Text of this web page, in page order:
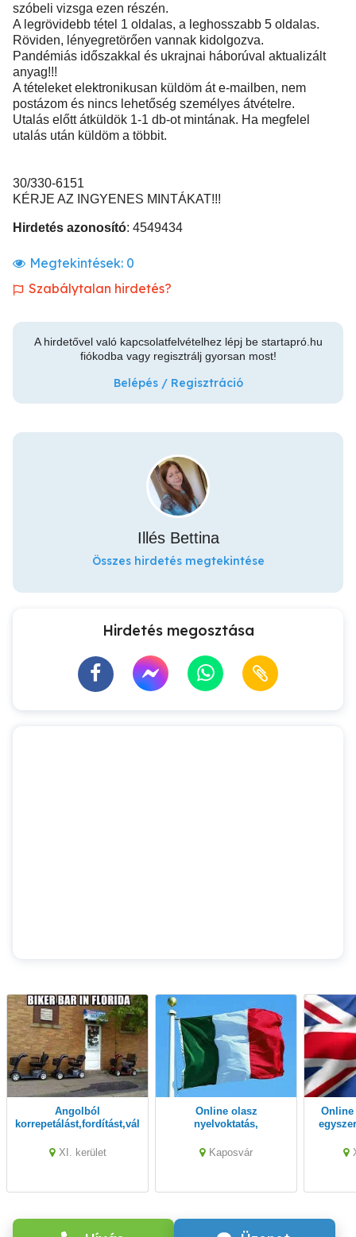
szóbeli vizsga ezen részén.
A legrövidebb tétel 1 oldalas, a leghosszabb 5 oldalas.
Röviden, lényegretörően vannak kidolgozva.
Pandémiás időszakkal és ukrajnai háborúval aktualizált
anyag!!!
A tételeket elektronikusan küldöm át e-mailben, nem
postázom és nincs lehetőség személyes átvételre.
Utalás előtt átküldök 1-1 db-ot mintának. Ha megfelel
utalás után küldöm a többit.
30/330-6151
KÉRJE AZ INGYENES MINTÁKAT!!!
Hirdetés azonosító: 4549434
Megtekintések: 0
Szabálytalan hirdetés?
A hirdetővel való kapcsolatfelvételhez lépj be startapró.hu
fiókodba vagy regisztrálj gyorsan most!
Belépés / Regisztráció
Illés Bettina
Összes hirdetés megtekintése
Hirdetés megosztása
Angolból
korrepetálást,fordítást,vállalok-
XI. kerület
Online olasz
nyelvoktatás,
nyelvvizsgára
felkészítés, tanártól
Kaposvár
Online angol tanártól,